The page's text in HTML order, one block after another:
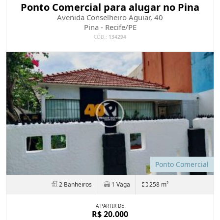
Ponto Comercial para alugar no Pina
Avenida Conselheiro Aguiar, 40
Pina - Recife/PE
CÓD.: 134294
Ponto Comercial
2 Banheiros 1 Vaga 258 m²
A PARTIR DE
R$ 20.000